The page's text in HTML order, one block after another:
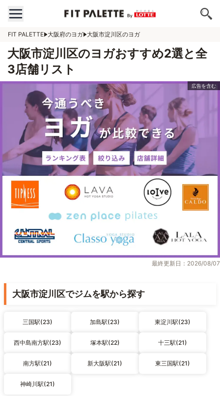
FIT PALETTE 大阪府のヨガ 大阪市淀川区のヨガ
大阪市淀川区のヨガおすすめ2選と全
3店舗リスト
最終更新日：2026/08/07
大阪市淀川区でジムを駅から探す
三国駅(23) 加島駅(23) 東淀川駅(23)
西中島南方駅(23) 塚本駅(22) 十三駅(21)
南方駅(21) 新大阪駅(21) 東三国駅(21)
神崎川駅(21)